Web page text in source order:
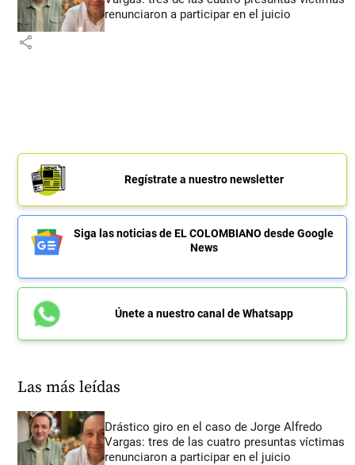
renunciaron a participar en el juicio
share
Regístrate a nuestro newsletter
Siga las noticias de EL COLOMBIANO desde Google
News
Únete a nuestro canal de Whatsapp
Las más leídas
Drástico giro en el caso de Jorge Alfredo
Vargas: tres de las cuatro presuntas víctimas
renunciaron a participar en el juicio